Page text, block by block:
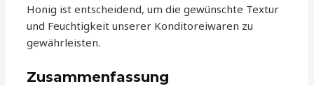
Honig ist entscheidend, um die gewünschte Textur
und Feuchtigkeit unserer Konditoreiwaren zu
gewährleisten.
Zusammenfassung